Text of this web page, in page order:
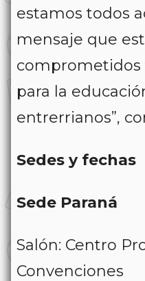
estamos todos
mensaje que
comprometidos
para la
entrerrianos”,
Sedes y fechas
Sede Paraná
Salón: Centro
Convenciones